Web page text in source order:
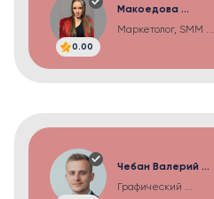
0.00
Макоедова ...
Маркетолог, SMM ...
Чебан Валерий ...
Графический ...